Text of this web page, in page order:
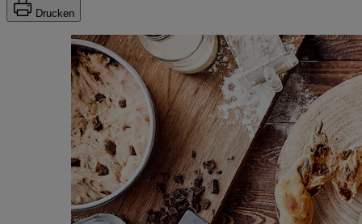
Drucken